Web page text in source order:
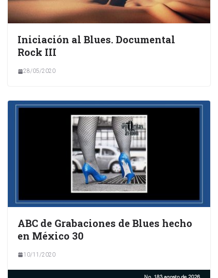
Iniciación al Blues. Documental
Rock III
28/05/2020
ABC de Grabaciones de Blues hecho
en México 30
10/11/2020